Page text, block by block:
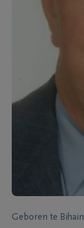
Geboren te Bihain